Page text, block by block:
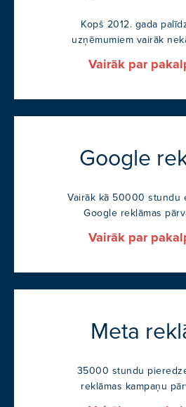
Kopš 2012. gada
uzņēmumiem vairāk
Vairāk par
Google
Vairāk kā 50000 stundu
Google reklāmas
Vairāk par
Meta
35000 stundu
reklāmas kampaņu